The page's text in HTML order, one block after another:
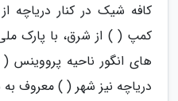
کافه شیک در کنار دریاچه
کمپ ( ) از شرق، با پارک
های انگور ناحیه
دریاچه نیز شهر ( ) معروف